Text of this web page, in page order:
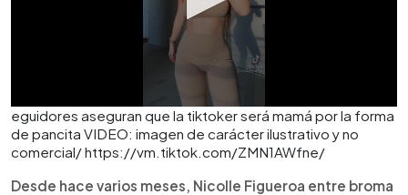
eguidores aseguran que la tiktoker será mamá por la forma
de pancita VIDEO: imagen de carácter ilustrativo y no
comercial/ https://vm.tiktok.com/ZMN1AWfne/
Desde hace varios meses, Nicolle Figueroa entre broma